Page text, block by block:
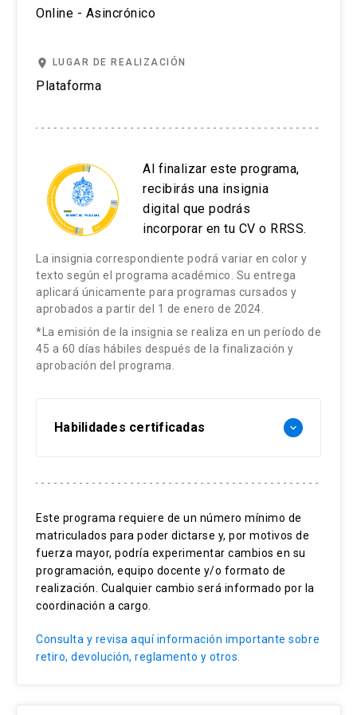
Motivar a los miembros del equipo
El trabajo colaborativo entre las distintas
áreas de la organización y actores
La colaboración entre personas, equipos y
Las 5 claves para el trabajo colaborativo en el
mundo VUCA de hoy
La colaboración en las organizaciones por
medio de los proyectos interdepartamentales
Un modelo de colaboración y coordinación bajo
el enfoque cliente – proveedor interno
La creación de culturas corporativas
colaborativas
La creación de ambientes positivos en las
Estrategias para mejorar los ambientes
El reconocimiento como fuente de creación de
ambientes positivos
Online - Asincrónico
place LUGAR DE REALIZACIÓN
Plataforma
Al finalizar este programa,
recibirás una insignia
digital que podrás
incorporar en tu CV o RRSS.
La insignia correspondiente podrá variar en color y
texto según el programa académico. Su entrega
aplicará únicamente para programas cursados y
aprobados a partir del 1 de enero de 2024.
*La emisión de la insignia se realiza en un período de
45 a 60 días hábiles después de la finalización y
aprobación del programa.
Habilidades certificadas keyboard_arrow_down
Trabajo colaborativo
Habilidades para un mundo VUCA
Desempeño organizacional
Este programa requiere de un número mínimo de
matriculados para poder dictarse y, por motivos de
fuerza mayor, podría experimentar cambios en su
programación, equipo docente y/o formato de
realización. Cualquier cambio será informado por la
coordinación a cargo.
Consulta y revisa aquí información importante sobre
retiro, devolución, reglamento y otros.